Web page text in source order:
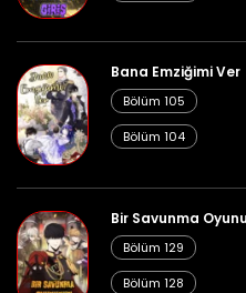
Bölüm
Bana Emziğimi Ver
Bölüm 105
Bölüm 104
Bir Savunma
Bölüm 129
Bölüm 128